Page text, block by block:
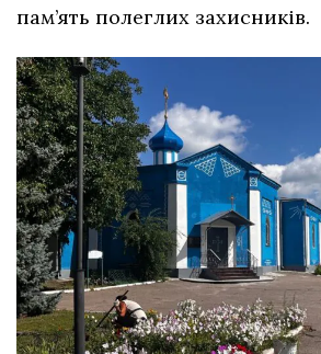
пам’ять полеглих захисників.